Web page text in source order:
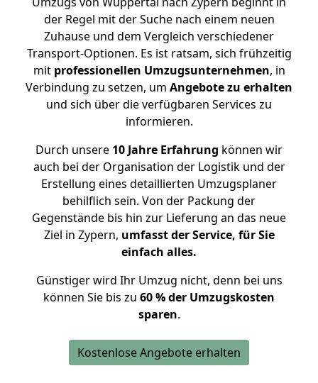
der Regel mit der Suche nach einem neuen
Zuhause und dem Vergleich verschiedener
Transport-Optionen. Es ist ratsam, sich frühzeitig
mit professionellen Umzugsunternehmen, in
Verbindung zu setzen, um Angebote zu erhalten
und sich über die verfügbaren Services zu
informieren.
Durch unsere 10 Jahre Erfahrung können wir
auch bei der Organisation der Logistik und der
Erstellung eines detaillierten Umzugsplaner
behilflich sein. Von der Packung der
Gegenstände bis hin zur Lieferung an das neue
Ziel in Zypern, umfasst der Service, für Sie
einfach alles.
Günstiger wird Ihr Umzug nicht, denn bei uns
können Sie bis zu 60 % der Umzugskosten
sparen.
Kostenlose Angebote erhalten